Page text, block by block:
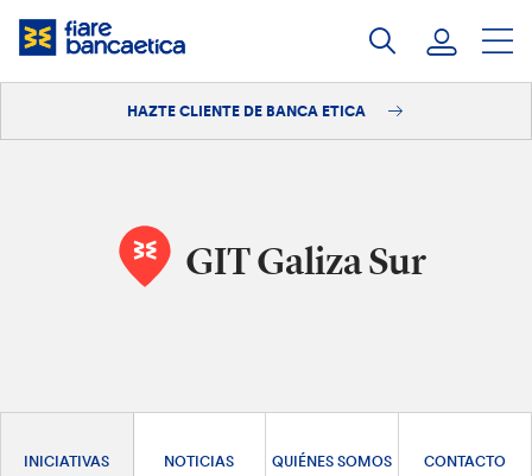
Saltar
HAZTE CLIENTE DE BANCA ETICA
GIT Galiza Sur
INICIATIVAS NOTICIAS QUIÉNES SOMOS CONTACTO